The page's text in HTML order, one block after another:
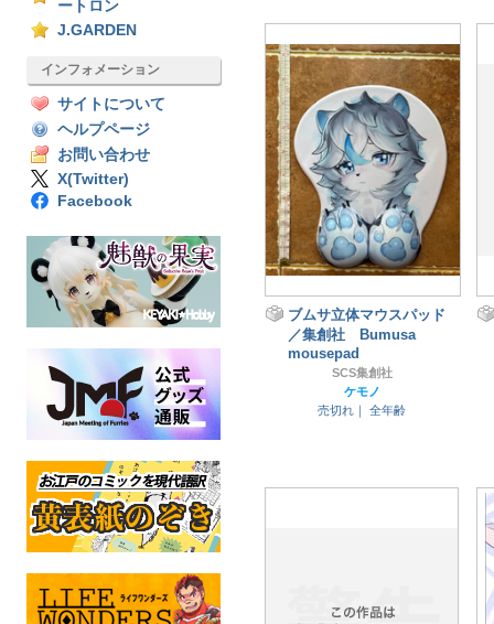
ートロン
J.GARDEN
インフォメーション
サイトについて
ヘルプページ
お問い合わせ
X(Twitter)
Facebook
ブムサ立体マウスパッド
／集創社 Bumusa
mousepad
SCS集創社
ケモノ
売切れ｜
全年齢